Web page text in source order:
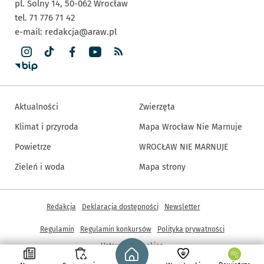
Strona główna - wroclaw.pl
pl. Solny 14, 50-062 Wrocław
tel. 71 776 71 42
e-mail: redakcja@araw.pl
Aktualności
Klimat i przyroda
Powietrze
Zieleń i woda
Zwierzęta
Mapa Wrocław Nie Marnuje
WROCŁAW NIE MARNUJE
Mapa strony
Inne informacje
Redakcja Deklaracja dostępności Newsletter
Regulamin Regulamin konkursów
Polityka prywatności
Ustawienia cookies